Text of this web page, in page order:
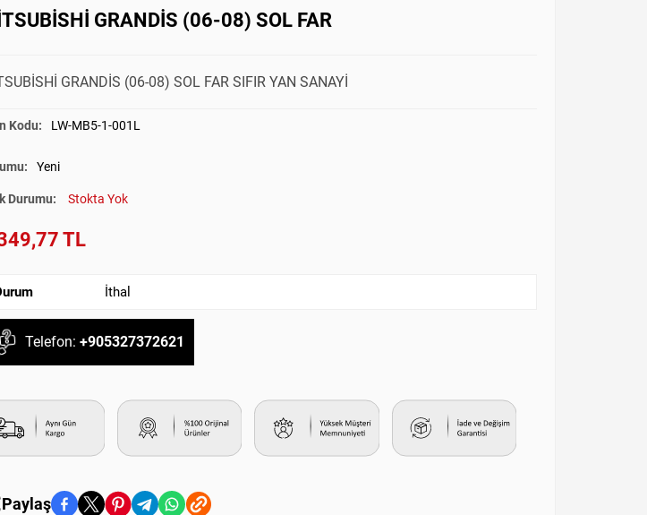
GRANDİS (06-08) SOL FAR
GRANDİS (06-08) SOL FAR SIFIR YAN SANAYİ
Kodu: LW-MB5-1-001L
Yeni
Durumu: Stokta Yok
TL
İthal
Telefon: +905327372621
Paylaş